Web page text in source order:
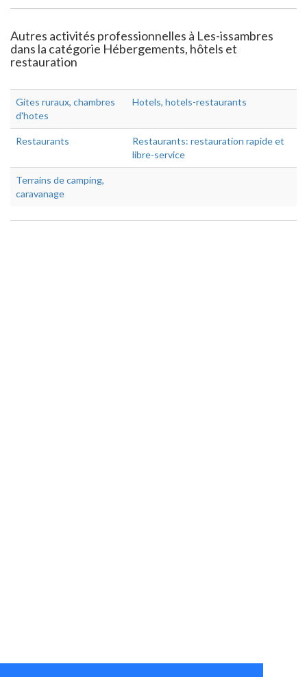
Autres activités professionnelles à Les-issambres
dans la catégorie Hébergements, hôtels et
restauration
Gites ruraux, chambres
d'hotes
Hotels, hotels-restaurants
Restaurants
Restaurants: restauration rapide et
libre-service
Terrains de camping,
caravanage